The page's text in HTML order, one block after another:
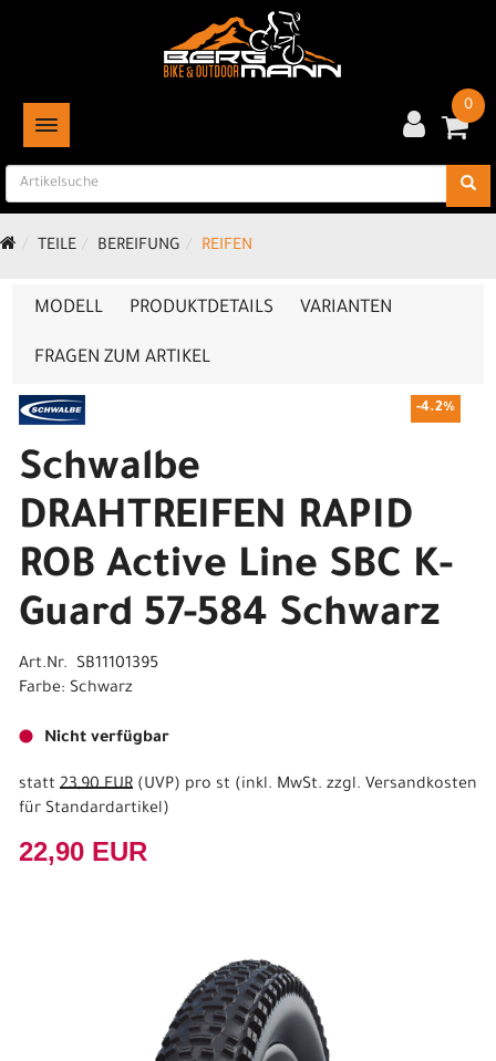
TOGGLE NAVIGATION
0
TEILE BEREIFUNG REIFEN
MODELL PRODUKTDETAILS VARIANTEN
FRAGEN ZUM ARTIKEL
-4.2%
Schwalbe
DRAHTREIFEN RAPID
ROB Active Line SBC K-
Guard 57-584 Schwarz
Art.Nr. SB11101395
Farbe: Schwarz
Nicht verfügbar
statt 23,90 EUR (UVP) pro st (inkl. MwSt. zzgl. Versandkosten
für Standardartikel)
22,90 EUR